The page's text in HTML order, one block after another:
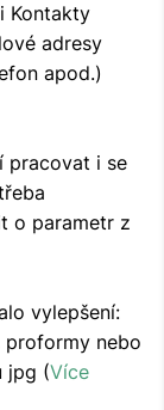
Kontakty
adresy
apod.)
pracovat i se
o parametr z
vylepšení:
nebo
jpg (Více